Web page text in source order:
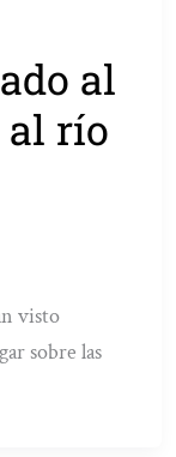
al
al río
visto
sobre las